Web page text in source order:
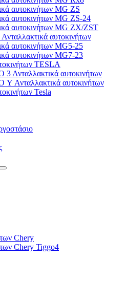
αυτοκινήτων MG ZS
αυτοκινήτων MG ZS-24
αυτοκινήτων MG ZX/ZST
αυτοκινήτων
αυτοκινήτων MG5-25
αυτοκινήτων MG7-23
TESLA
αυτοκινήτων
Ανταλλακτικά αυτοκινήτων
Tesla
Chery
Chery Tiggo4